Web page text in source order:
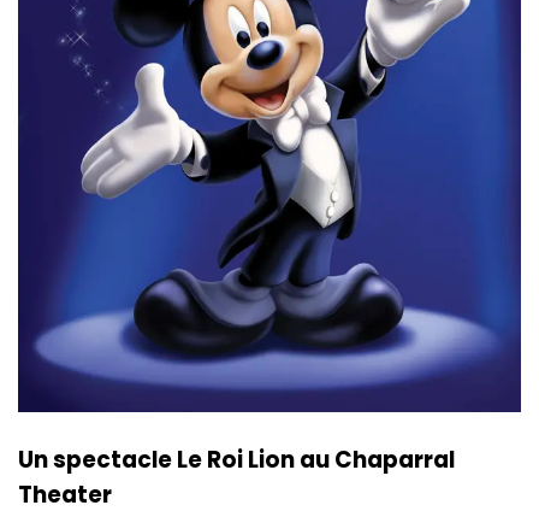
Un spectacle Le Roi Lion au Chaparral
Theater